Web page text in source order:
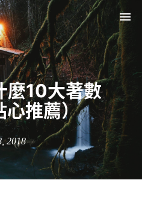
麼10大著數
推薦）
2018